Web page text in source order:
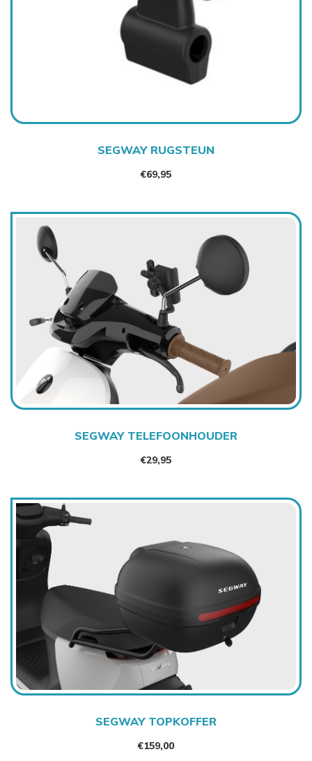
SEGWAY RUGSTEUN
€69,95
SEGWAY TELEFOONHOUDER
€29,95
SEGWAY TOPKOFFER
€159,00